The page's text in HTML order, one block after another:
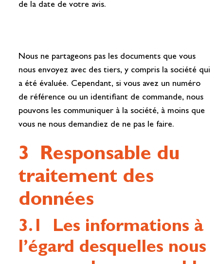
de la date de votre avis.
Nous ne partageons pas les documents que vous
nous envoyez avec des tiers, y compris la société qui
a été évaluée. Cependant, si vous avez un numéro
de référence ou un identifiant de commande, nous
pouvons les communiquer à la société, à moins que
vous ne nous demandiez de ne pas le faire.
3 Responsable du
traitement des
données
3.1 Les informations à
l’égard desquelles nous